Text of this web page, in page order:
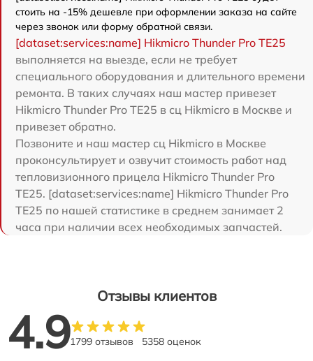
стоить на -15% дешевле при оформлении заказа на сайте
через звонок или форму обратной связи.
[dataset:services:name] Hikmicro Thunder Pro TE25
выполняется на выезде, если не требует
специального оборудования и длительного времени
ремонта. В таких случаях наш мастер привезет
Hikmicro Thunder Pro TE25 в сц Hikmicro в Москве и
привезет обратно.
Позвоните и наш мастер сц Hikmicro в Москве
проконсультирует и озвучит стоимость работ над
тепловизионного прицела Hikmicro Thunder Pro
TE25. [dataset:services:name] Hikmicro Thunder Pro
TE25 по нашей статистике в среднем занимает 2
часа при наличии всех необходимых запчастей.
Отзывы клиентов
4.91799 отзывов 5358 оценок